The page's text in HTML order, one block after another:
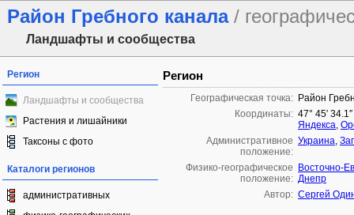
Район Гребного канала /
Ландшафты и сообщества
Регион
Ландшафты и сообщества
Растения и лишайники
Таксоны с фото
Каталоги регионов
административных
Регион
Географическая точка: Район
Координаты: 47° 45′
Яндекса,
Административное
положение:
Украина,
Физико-географическое
положение:
Восточно-
Днепр
Автор: Сергей